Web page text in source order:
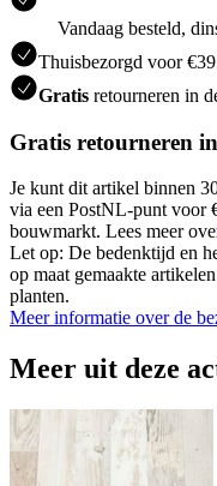
Vandaag besteld,
Thuisbezorgd voor
Gratis retourneren in
Gratis retourneren
Je kunt dit artikel binnen
via een PostNL-punt voor
bouwmarkt. Lees meer
Let op: De bedenktijd en
op maat gemaakte
planten.
Meer informatie over de
Meer uit deze